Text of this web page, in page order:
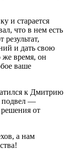
и старается
что в нем есть
и дать свою
же время, он
ваше
к Дмитрию
подвел —
от
а нам